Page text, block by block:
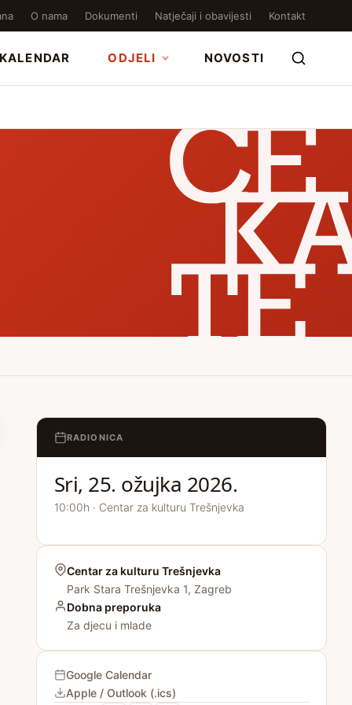
O nama Dokumenti Natječaji i obavijesti Kontakt
KALENDAR ODJELI NOVOSTI
RADIONICA
Sri, 25. ožujka 2026.
10:00h · Centar za kulturu Trešnjevka
Centar za kulturu Trešnjevka
Park Stara Trešnjevka 1, Zagreb
Dobna preporuka
Za djecu i mlade
Google Calendar
Apple / Outlook (.ics)